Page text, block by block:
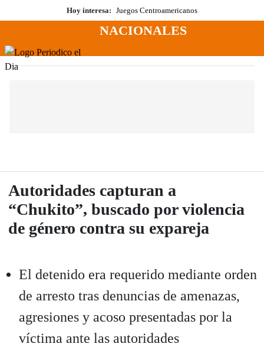
al
Hoy interesa: Juegos Centroamericanos
Menú
NACIONALES
Autoridades capturan a
“Chukito”, buscado por violencia
de género contra su expareja
El detenido era requerido mediante orden
de arresto tras denuncias de amenazas,
agresiones y acoso presentadas por la
víctima ante las autoridades